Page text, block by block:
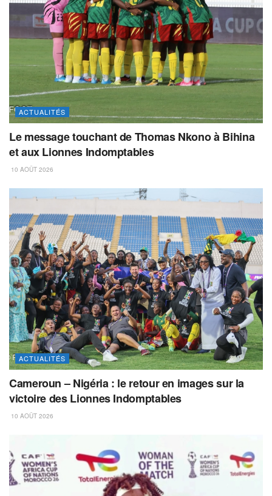
ACTUALITÉS
Le message touchant de Thomas Nkono à Bihina
et aux Lionnes Indomptables
10 AOÛT 2026
ACTUALITÉS
Cameroun – Nigéria : le retour en images sur la
victoire des Lionnes Indomptables
10 AOÛT 2026